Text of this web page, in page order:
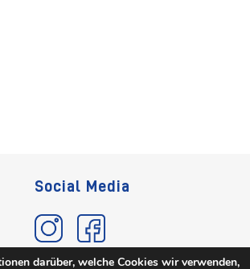
Social Media
darüber, welche Cookies wir verwenden,